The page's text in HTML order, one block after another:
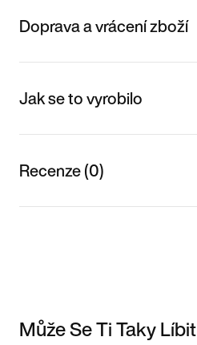
Doprava a vrácení zboží
Jak se to vyrobilo
Recenze (0)
Může Se Ti Taky Líbit